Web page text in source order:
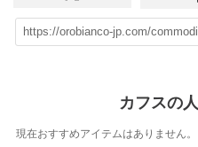
カフスの
現在おすすめアイテムはありません。